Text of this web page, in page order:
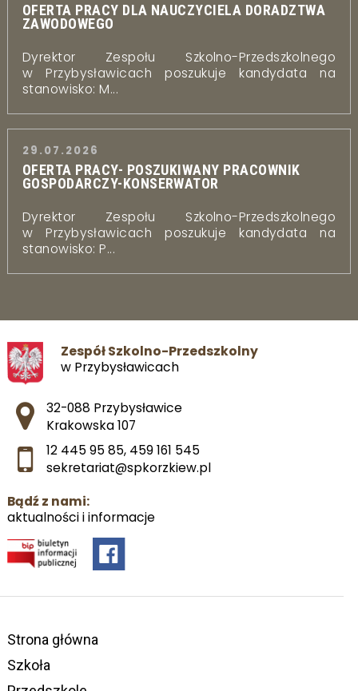
OFERTA PRACY DLA NAUCZYCIELA DORADZTWA
ZAWODOWEGO
Dyrektor Zespołu Szkolno-Przedszkolnego
w Przybysławicach poszukuje kandydata na
stanowisko: M...
29.07.2026
OFERTA PRACY- POSZUKIWANY PRACOWNIK
GOSPODARCZY-KONSERWATOR
Dyrektor Zespołu Szkolno-Przedszkolnego
w Przybysławicach poszukuje kandydata na
stanowisko: P...
Zespół Szkolno-Przedszkolny
w Przybysławicach
Adres pocztowy:
32-088 Przybysławice
Krakowska 107
12 445 95 85, 459 161 545
sekretariat@spkorzkiew.pl
Bądź z nami:
aktualności i informacje
Strona główna
Szkoła